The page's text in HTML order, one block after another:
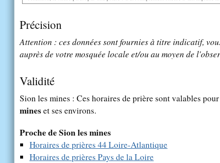
Précision
Attention : ces données sont fournies à titre indicatif,
auprès de votre mosquée locale et/ou au moyen de
Validité
Sion les mines : Ces horaires de prière sont valables
mineset ses environs.
Proche de Sion les mines
Horaires de prières 44 Loire-Atlantique
Horaires de prières Pays de la Loire